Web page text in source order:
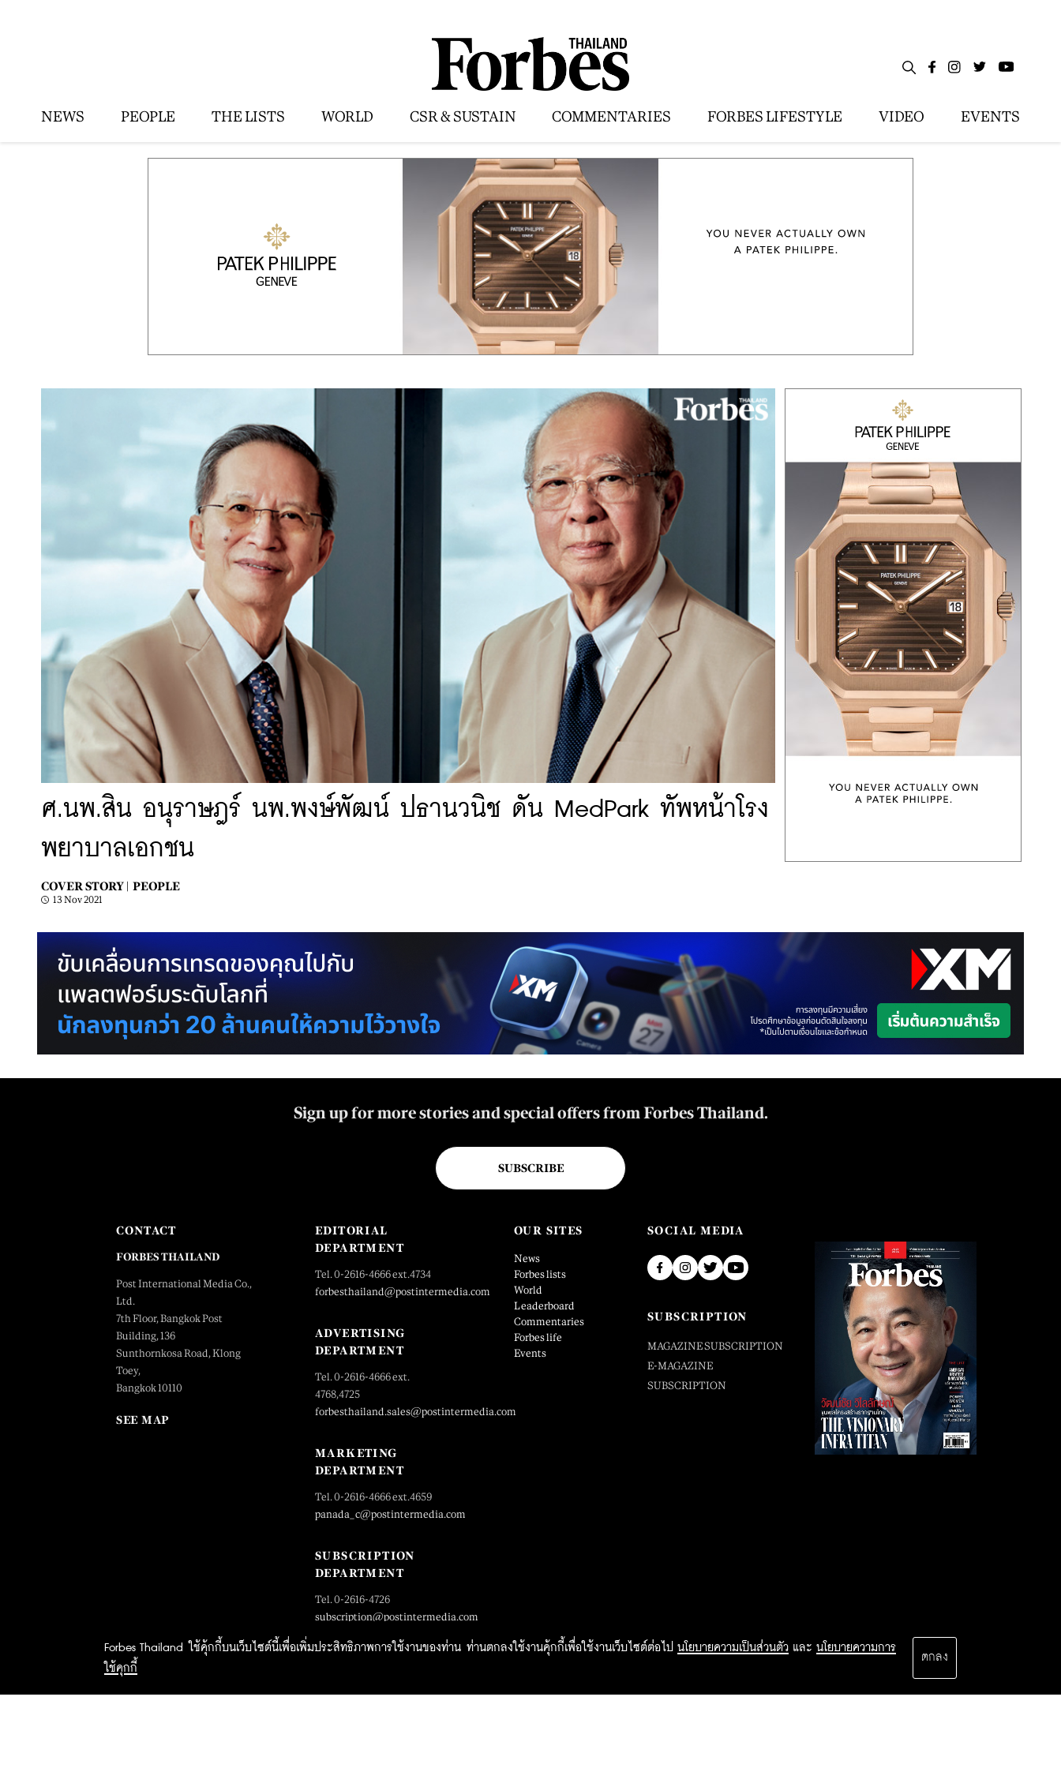
NEWS PEOPLE THE LISTS WORLD CSR & SUSTAIN COMMENTARIES FORBES LIFESTYLE VIDEO EVENTS
ศ.นพ.สิน อนุราษฎร์ นพ.พงษ์พัฒน์ ปธานวนิช ดัน MedPark ทัพหน้าโรง
พยาบาลเอกชน
COVER STORY | PEOPLE
13 Nov 2021
Forbes Thailand ใช้คุ้กกี้บนเว็บไซต์นี้เพื่อเพิ่มประสิทธิภาพการใช้งานของท่าน ท่านตกลงใช้งานคุ้กกี้เพื่อใช้งานเว็บไซต์ต่อไป นโยบายความเป็นส่วนตัว และ นโยบายความการ
ใช้คุกกี้
ตกลง
Sign up for more stories and special offers from Forbes Thailand.
SUBSCRIBE
CONTACT
FORBES THAILAND
Post International Media Co.,
Ltd.
7th Floor, Bangkok Post
Building, 136
Sunthornkosa Road, Klong
Toey,
Bangkok 10110
SEE MAP
EDITORIAL
DEPARTMENT
Tel. 0-2616-4666 ext.4734
forbesthailand@postintermedia.com
ADVERTISING
DEPARTMENT
Tel. 0-2616-4666 ext.
4768,4725
forbesthailand.sales@postintermedia.com
MARKETING
DEPARTMENT
Tel. 0-2616-4666 ext.4659
panada_c@postintermedia.com
SUBSCRIPTION
DEPARTMENT
Tel. 0-2616-4726
subscription@postintermedia.com
OUR SITES
News
Forbes lists
World
Leaderboard
Commentaries
Forbes life
Events
SOCIAL MEDIA
SUBSCRIPTION
MAGAZINE SUBSCRIPTION
E-MAGAZINE
SUBSCRIPTION